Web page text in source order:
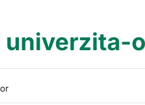
univerzita-